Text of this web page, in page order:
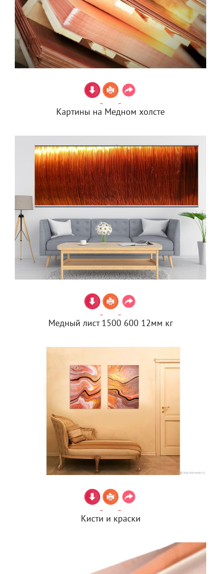
Картины на Медном холсте
Медный лист 1500 600 12мм кг
Кисти и краски